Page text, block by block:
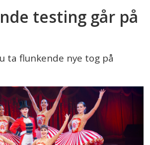
testing går på
ta flunkende nye tog på